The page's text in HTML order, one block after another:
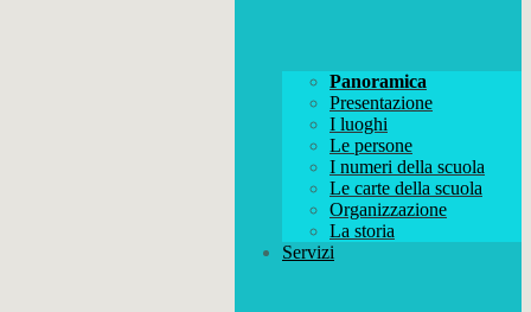
Panoramica
Presentazione
I luoghi
Le persone
I numeri della scuola
Le carte della scuola
Organizzazione
La storia
Servizi